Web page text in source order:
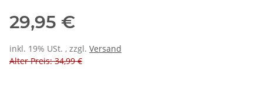
29,95 €
inkl. 19% USt. , zzgl. Versand
Alter Preis: 34,99 €